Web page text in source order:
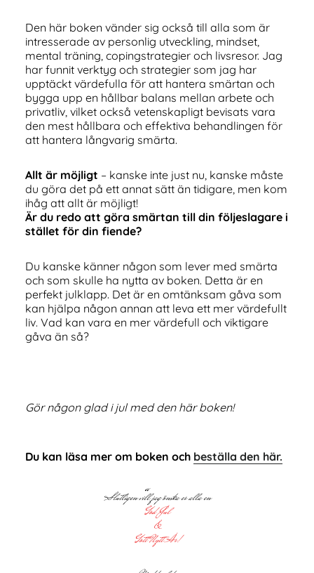
Den här boken vänder sig också till alla som är
intresserade av personlig utveckling, mindset,
mental träning, copingstrategier och livsresor. Jag
har funnit verktyg och strategier som jag har
upptäckt värdefulla för att hantera smärtan och
bygga upp en hållbar balans mellan arbete och
privatliv, vilket också vetenskapligt bevisats vara
den mest hållbara och effektiva behandlingen för
att hantera långvarig smärta.
Allt är möjligt – kanske inte just nu, kanske måste
du göra det på ett annat sätt än tidigare, men kom
ihåg att allt är möjligt!
Är du redo att göra smärtan till din följeslagare i
stället för din fiende?
Du kanske känner någon som lever med smärta
och som skulle ha nytta av boken. Detta är en
perfekt julklapp. Det är en omtänksam gåva som
kan hjälpa någon annan att leva ett mer värdefullt
liv. Vad kan vara en mer värdefull och viktigare
gåva än så?
Gör någon glad i jul med den här boken!
Du kan läsa mer om boken och beställa den här.
Slutligen vill jag önska er alla en
God Jul
&
Gott Nytt År!